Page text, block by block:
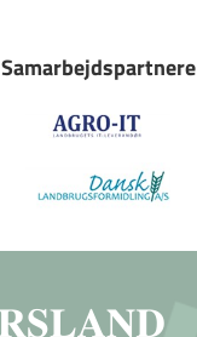
Samarbejdspartnere